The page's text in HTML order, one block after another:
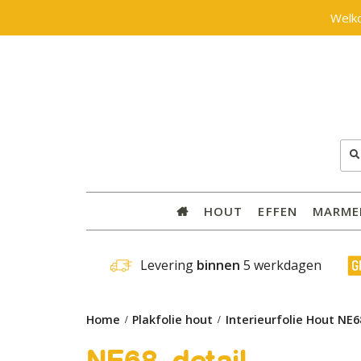
HOUT EFFEN
Levering binnen 5 werkdagen
Home Plakfolie hout Interieurfolie Hout